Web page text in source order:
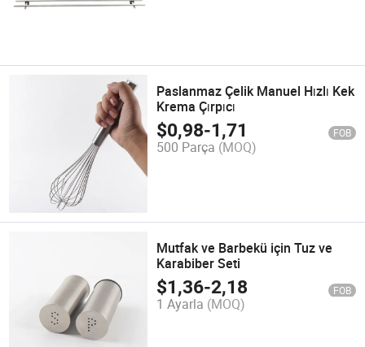
Paslanmaz Çelik Manuel Hızlı Kek
Krema Çırpıcı
$0,98-1,71 FOB
500 Parça (MOQ)
Mutfak ve Barbekü için Tuz ve
Karabiber Seti
$1,36-2,18 FOB
1 Ayarla (MOQ)